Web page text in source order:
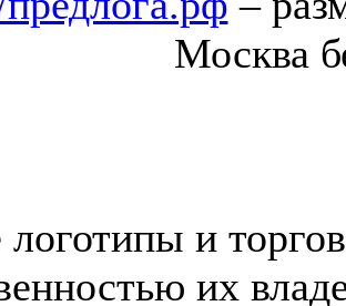
Москва
логотипы и
их